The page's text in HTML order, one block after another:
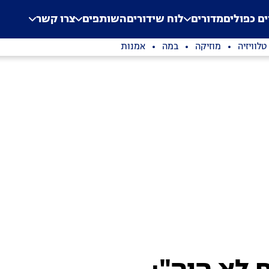
Application error: a
. כפוליםמדורים לוח שידוריםהשותפים צרו קשר
טלוויזיה מוזיקה במה אמנות